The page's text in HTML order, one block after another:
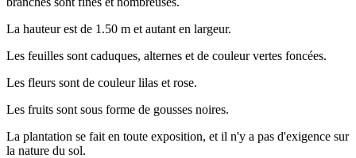
La hauteur est de 1.50 m et autant en largeur.
Les feuilles sont caduques, alternes et de couleur vertes foncées.
Les fleurs sont de couleur lilas et rose.
Les fruits sont sous forme de gousses noires.
La plantation se fait en toute exposition, et il n'y a pas d'exigence sur
la nature du sol.